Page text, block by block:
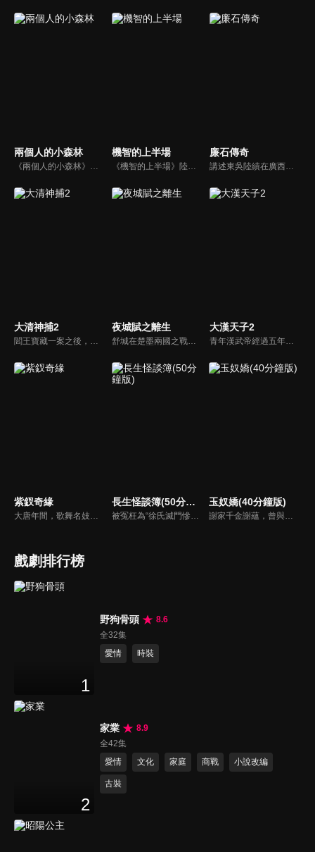
兩個人的小森林
《兩個人的小森林》陸劇線上看。純靠化妝技術維持精緻外表的時尚博主虞美人，想要憑藉美貌報復式地追求曾經拒絕她的天才植物學教授莊羽，從校園追到田園，卻在施展獵愛百計的過程中淪陷了，上演了一場甜蜜爆笑的愛情故事...
機智的上半場
《機智的上半場》陸劇線上看。劇情描述四名剛剛邁入大學校園的女生夏朗朗（沈月）、皇甫淑敏（章若楠）、樊瀟雨（薇薇安）以及楊嘉倩（張歆怡），從她們四個人的角度來看展開她們在大學四年中的各種成長故事。
廉石傳奇
講述東吳陸績在廣西鬱林任職期間，改革落後生產、提倡科教文化、為官剛直不阿、肅貪拒賄、兩袖清風、倡導廉政的故事。陸績的清廉自守，深得鬱林百姓的擁戴，當鬱林城大兵壓境的危急關頭，全城數萬百姓挺身而出，一場懸殊的奪城之戰，卻因為太守的一呼百應和百姓們的眾志成城而大獲全勝。
大清神捕2
閻王寶藏一案之後，梅雨墨繼承帝位，白雪晴逃離了京城。幾年過去，陽城爆發瘟疫，蔓延至京城，梅雨墨帶上佟安出宮微服私訪，二人身陷黑店之際，被一日本女孩晴明所救。另一邊，白雪晴同秦三川進京調查瘟疫的原因。機緣巧合之下，白雪晴與梅雨墨匆匆相遇...
夜城賦之離生
舒城在楚墨兩國之戰中落敗，並成為了墨國五皇女莫茴的魂器。失去自我意識的舒城跟隨姐姐莫茹回到墨國，面對失而復得的妹妹，莫茹欣喜又憂慮。為了保護親人和國家她棄醫從戎，甚至為了保護莫茴不惜被砍掉一條手臂，然而這一切都阻擋不了局勢的動盪不安...
大漢天子2
青年漢武帝經過五年執政，平息後宮勢力、抗拒外患入侵、粉碎政變陰謀，坐穩了皇帝寶座，正是開展雄才大略之時。能臣汲黯受到賞識，並引薦另一位奇才主父偃，漢武帝視其張固再世，委以重任。國力強盛使漢武帝屢屢北伐外族，只是規模巨大的戰爭使漢室逐漸捉襟見肘，諸侯勢力蠢蠢欲動。
紫釵奇緣
大唐年間，歌舞名妓霍小玉、風流俠客納蘭東、書香才子李益和巾幗紅顏盧靖瀾為首的風騷人物，彼此錯綜複雜的命運與感情糾葛。一場指腹為婚的誤會，造成浪漫卻無果的錯點鴛鴦，他們在階級差異與強權壓迫中勇於追求真愛，在宮廷權謀與世俗現實的拉扯中身不由己地被推向命運的叉路...
長生怪談簿(50分鐘版)
被冤枉為“徐氏滅門慘案”兇手的主人公在多年後深陷倖存者的複仇圈套，成功說服其共同對抗真兇，並找出真相的故事。整個故事發生在一個荒山客棧，眾人鬥智斗勇，一步步揭開每個人的秘密，還原案件本來面目。
玉奴嬌(40分鐘版)
謝家千金謝蘊，曾與殷稷相識相愛，卻被誤會為背叛殷稷轉嫁齊王的始亂終棄之人。殷稷登上王位後，開啟了謝蘊地獄般的宮廷生活。謝蘊在與殷稷的愛恨糾葛中依然守住本心，兩人攜手粉碎了逆賊的陰謀。
戲劇排行榜
1
野狗骨頭
8.6
全32集
愛情
時裝
2
家業
8.9
全42集
愛情
文化 家庭 商戰 小說改編
古裝